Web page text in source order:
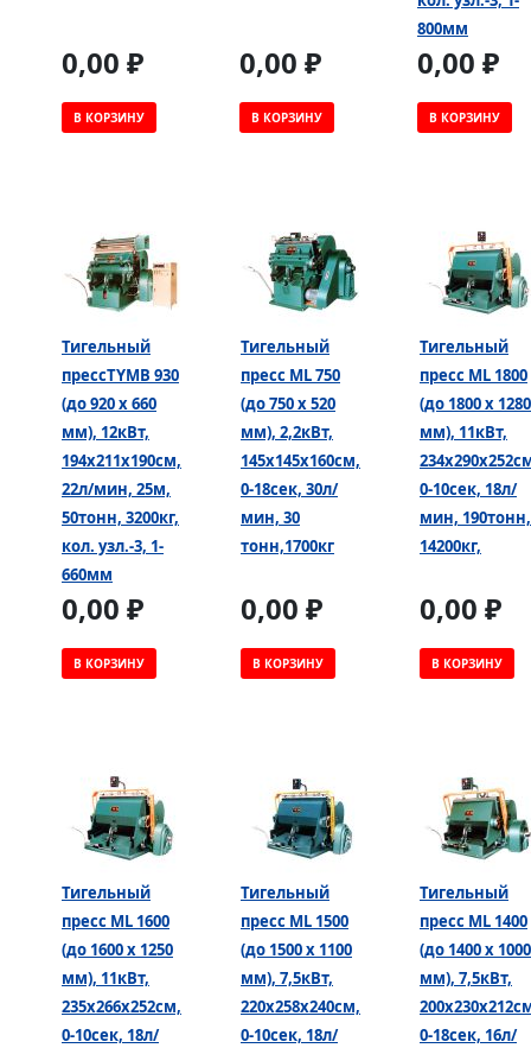
0,00 ₽
В КОРЗИНУ
0,00 ₽
В КОРЗИНУ
800мм
0,00 ₽
В КОРЗИНУ
Тигельный
прессTYMB 930
(до 920 х 660
мм), 12кВт,
194х211х190см,
22л/мин, 25м,
50тонн, 3200кг,
кол. узл.-3, 1-
660мм
0,00 ₽
В КОРЗИНУ
Тигельный
пресс ML 750
(до 750 х 520
мм), 2,2кВт,
145х145х160см,
0-18сек, 30л/
мин, 30
тонн,1700кг
0,00 ₽
В КОРЗИНУ
Тигельный
пресс ML 1800
(до 1800 х 1280
мм), 11кВт,
0-10сек, 18л/
мин, 190тонн,
14200кг,
0,00 ₽
В КОРЗИНУ
Тигельный
пресс ML 1600
(до 1600 х 1250
мм), 11кВт,
235х266х252см,
0-10сек, 18л/
Тигельный
пресс ML 1500
(до 1500 х 1100
мм), 7,5кВт,
220х258х240см,
0-10сек, 18л/
Тигельный
пресс ML 1400
(до 1400 х 1000
мм), 7,5кВт,
0-18сек, 16л/